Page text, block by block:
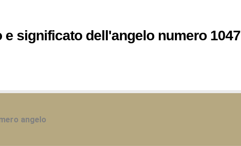
e significato dell'angelo numero 1047
angelo